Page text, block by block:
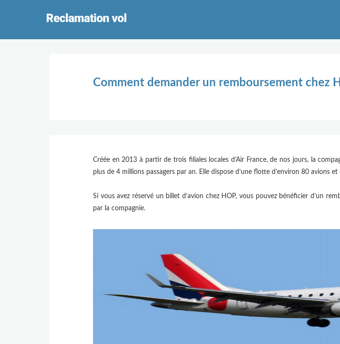
Comment demander un remboursement chez
Créée en 2013 à partir de trois filiales locales d’Air France, de nos jours, la
plus de 4 millions passagers par an. Elle dispose d’une flotte d’environ 80 avions et
Si vous avez réservé un billet d’avion chez HOP, vous pouvez bénéficier d’un
par la compagnie.